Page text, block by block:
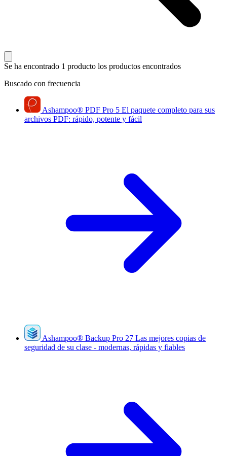
Se ha encontrado 1 producto los productos encontrados
Buscado con frecuencia
Ashampoo® PDF Pro 5 El paquete completo para sus
archivos PDF: rápido, potente y fácil
Ashampoo® Backup Pro 27 Las mejores copias de
seguridad de su clase - modernas, rápidas y fiables